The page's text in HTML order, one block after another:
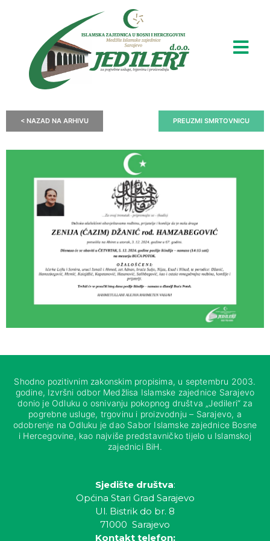
< NAZAD NA ARHIVU PREUZMI SMRTOVNICU
Shodno pozitivnim zakonskim propisima, u septembru 2003.
godine, Izvršni odbor Medžlisa Islamske zajednice Sarajevo
donio je Odluku o osnivanju pokopnog društva „Jedileri“ za
pogrebne usluge, trgovinu i proizvodnju – Sarajevo, a
odobrenje na Odluku je dao Sabor Islamske zajednice Bosne
i Hercegovine, kao najviše predstavničko tijelo u Islamskoj
zajednici BiH.
Sjedište društva:
Općina Stari Grad Sarajevo
Ul. Bistrik do br. 8
71000 Sarajevo
Kontakt telefon: